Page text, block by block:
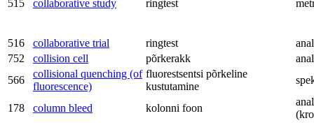
515 collaborative study ringtest
516 collaborative trial ringtest
752
collision cell põrkerakk
566
collisional quenching (of
fluorescence)
fluorestsentsi põrkeline
kustutamine
178 column bleed kolonni foon